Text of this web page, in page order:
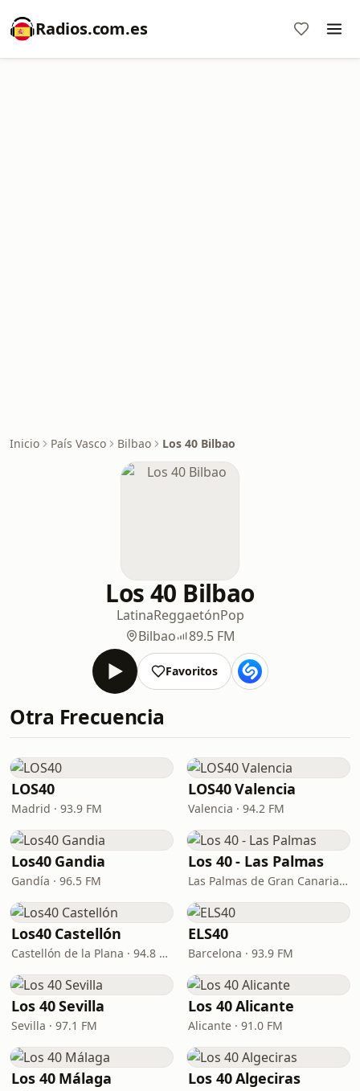
Radios.com.es
Inicio País Vasco Bilbao Los 40 Bilbao
Los 40 Bilbao
LatinaReggaetónPop
Bilbao
89.5 FM
Favoritos
Otra Frecuencia
LOS40
Madrid · 93.9 FM
LOS40 Valencia
Valencia · 94.2 FM
Los40 Gandia
Gandía · 96.5 FM
Los 40 - Las Palmas
Las Palmas de Gran Canaria · 94.4 FM
Los40 Castellón
Castellón de la Plana · 94.8 FM
ELS40
Barcelona · 93.9 FM
Los 40 Sevilla
Sevilla · 97.1 FM
Los 40 Alicante
Alicante · 91.0 FM
Los 40 Málaga Los 40 Algeciras